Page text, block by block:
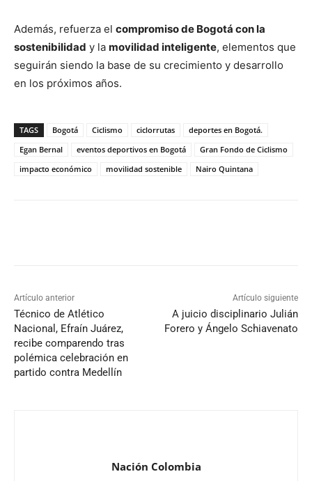
Además, refuerza el compromiso de Bogotá con la
sostenibilidad y la movilidad inteligente, elementos que
seguirán siendo la base de su crecimiento y desarrollo
en los próximos años.
TAGS Bogotá Ciclismo ciclorrutas
deportes en Bogotá.
Egan Bernal
eventos deportivos en Bogotá
Gran Fondo de Ciclismo
impacto económico
movilidad sostenible Nairo Quintana
Artículo anterior
Técnico de Atlético
Nacional, Efraín Juárez,
recibe comparendo tras
polémica celebración en
partido contra Medellín
Artículo siguiente
A juicio disciplinario Julián
Forero y Ángelo Schiavenato
Nación Colombia